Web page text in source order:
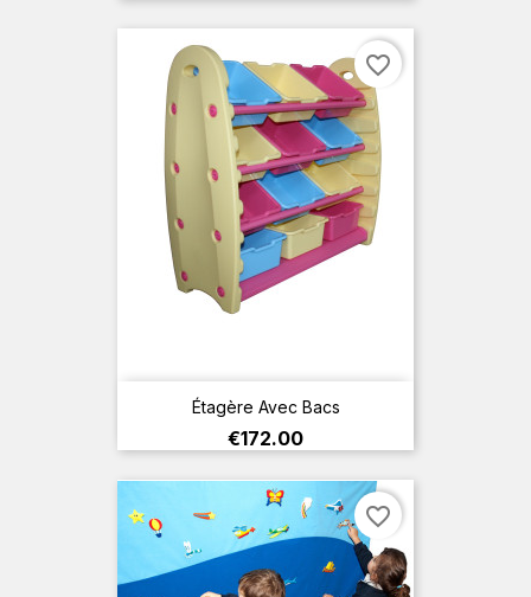
Étagère Avec Bacs
Price
€172.00
favorite_border
favorite_border